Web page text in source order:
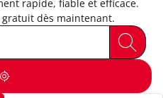
rapide, fiable et efficace.
dès maintenant.